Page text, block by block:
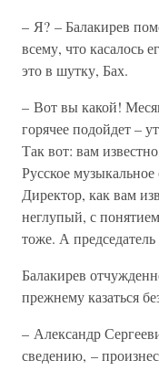
– Я? – Балакирев
всему, что касалось
это в шутку, Бах.
– Вот вы какой!
горячее подойдет –
Так вот: вам
Русское
Директор, как вам
неглупый, с
тоже. А председатель
Балакирев
прежнему казаться
– Александр
сведению, –